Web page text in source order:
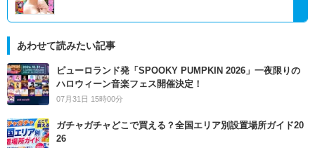
あわせて読みたい記事
ピューロランド発「SPOOKY PUMPKIN 2026」一夜限りの
ハロウィーン音楽フェス開催決定！
07月31日 15時00分
ガチャガチャどこで買える？全国エリア別設置場所ガイド20
26